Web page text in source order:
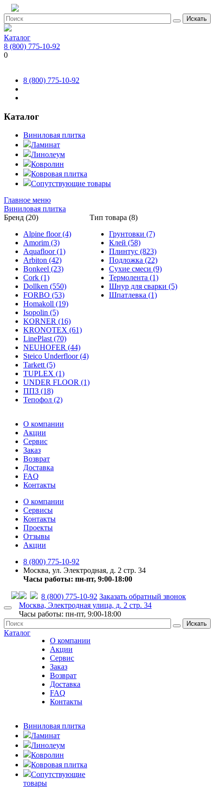
Искать
Каталог
8 (800) 775-10-92
0
8 (800) 775-10-92
Каталог
Виниловая плитка
Ламинат
Линолеум
Ковролин
Ковровая плитка
Сопутствующие товары
Главное меню
Виниловая плитка
Бренд (20)
Alpine floor (4)
Amorim (3)
Aquafloor (1)
Arbiton (42)
Bonkeel (23)
Cork (1)
Dollken (550)
FORBO (53)
Homakoll (19)
Isopolin (5)
KORNER (16)
KRONOTEX (61)
LinePlast (70)
NEUHOFER (44)
Steico Underfloor (4)
Tarkett (5)
TUPLEX (1)
UNDER FLOOR (1)
ППЗ (18)
Тепофол (2)
Тип товара (8)
Грунтовки (7)
Клей (58)
Плинтус (823)
Подложка (22)
Сухие смеси (9)
Термолента (1)
Шнур для сварки (5)
Шпатлевка (1)
О компании
Акции
Сервис
Заказ
Возврат
Доставка
FAQ
Контакты
О компании
Сервисы
Контакты
Проекты
Отзывы
Акции
8 (800) 775-10-92
Москва, ул. Электродная, д. 2 стр. 34
Часы работы: пн-пт, 9:00-18:00
8 (800) 775-10-92 Заказать обратный звонок
Москва, Электродная улица, д. 2 стр. 34
Часы работы: пн-пт, 9:00-18:00
Искать
Каталог
О компании
Акции
Сервис
Заказ
Возврат
Доставка
FAQ
Контакты
Виниловая плитка
Ламинат
Линолеум
Ковролин
Ковровая плитка
Сопутствующие
товары